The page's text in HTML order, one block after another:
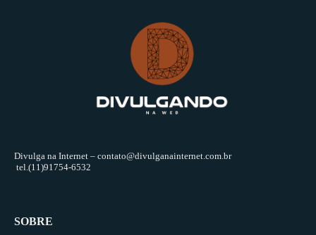
Divulga na Internet – contato@divulganainternet.com.br
tel.(11)91754-6532
SOBRE